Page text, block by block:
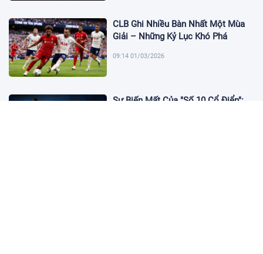
CLB Ghi Nhiều Bàn Nhất Một Mùa
Giải – Những Kỷ Lục Khó Phá
09:14 01/03/2026
Sự Biến Mất Của "Số 10 Cổ Điển":